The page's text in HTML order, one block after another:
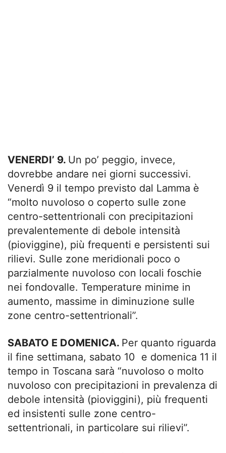
VENERDI’ 9. Un po’ peggio, invece,
dovrebbe andare nei giorni successivi.
Venerdì 9 il tempo previsto dal Lamma è
“molto nuvoloso o coperto sulle zone
centro-settentrionali con precipitazioni
prevalentemente di debole intensità
(pioviggine), più frequenti e persistenti sui
rilievi. Sulle zone meridionali poco o
parzialmente nuvoloso con locali foschie
nei fondovalle. Temperature minime in
aumento, massime in diminuzione sulle
zone centro-settentrionali”.
SABATO E DOMENICA. Per quanto riguarda
il fine settimana, sabato 10 e domenica 11 il
tempo in Toscana sarà “nuvoloso o molto
nuvoloso con precipitazioni in prevalenza di
debole intensità (pioviggini), più frequenti
ed insistenti sulle zone centro-
settentrionali, in particolare sui rilievi”.